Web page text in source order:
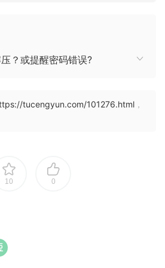
？或提醒密码错误?
tucengyun.com/101276.html ，
10 0